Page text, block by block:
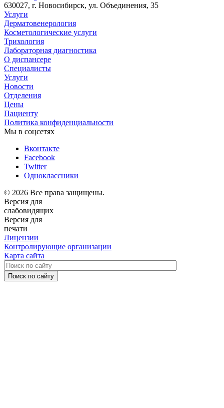
630027, г. Новосибирск, ул. Объединения, 35
Услуги
Дерматовенерология
Косметологические услуги
Трихология
Лабораторная диагностика
О диспансере
Специалисты
Услуги
Новости
Отделения
Цены
Пациенту
Политика конфиденциальности
Мы в соцсетях
Вконтакте
Facebook
Twitter
Одноклассники
© 2026 Все права защищены.
Версия для
слабовидящих
Версия для
печати
Лицензии
Контролирующие организации
Карта сайта
Поиск по сайту